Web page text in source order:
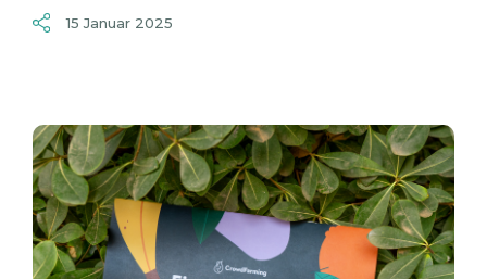
15 Januar 2025